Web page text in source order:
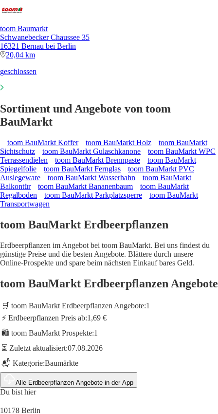
toom Baumarkt
Schwanebecker Chaussee 35
16321 Bernau bei Berlin
20,04 km
geschlossen
Sortiment und Angebote von toom
BauMarkt
toom BauMarkt Koffer toom BauMarkt Holz
toom BauMarkt
Sichtschutz
toom BauMarkt Gulaschkanone
toom BauMarkt WPC
Terrassendielen
toom BauMarkt Brennpaste
toom BauMarkt
Spiegelfolie
toom BauMarkt Fernglas
toom BauMarkt PVC
Auslegeware
toom BauMarkt Wasserhahn
toom BauMarkt
Balkontür
toom BauMarkt Bananenbaum
toom BauMarkt
Regalboden
toom BauMarkt Parkplatzsperre
toom BauMarkt
Transportwagen
toom BauMarkt Erdbeerpflanzen
Erdbeerpflanzen im Angebot bei toom BauMarkt. Bei uns findest du
günstige Preise und die besten Angebote. Blättere durch unsere
Online-Prospekte und spare beim nächsten Einkauf bares Geld.
toom BauMarkt Erdbeerpflanzen Angebote
🛒 toom BauMarkt Erdbeerpflanzen Angebote:1
⚡ Erdbeerpflanzen Preis ab:1,69 €
🛍️ toom BauMarkt Prospekte:1
⏳ Zuletzt aktualisiert:07.08.2026
📬 Kategorie:Baumärkte
Alle Erdbeerpflanzen Angebote in der App
Du bist hier
10178 Berlin